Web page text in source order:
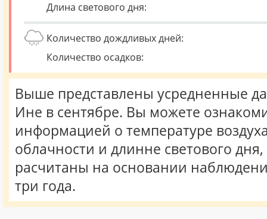
Длина светового дня:
Количество дождливых дней:
Количество осадков:
Выше представлены усредненные
Ине в сентябре. Вы можете
информацией о температуре
облачности и длинне светового
расчитаны на основании
три года.